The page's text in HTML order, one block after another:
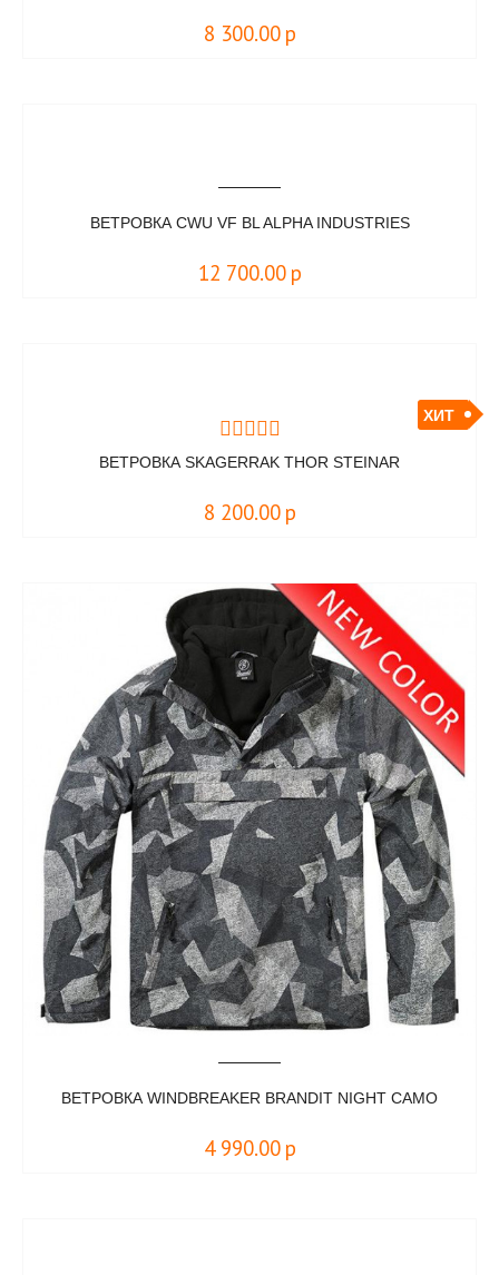
8 300.00 р
ВЕТРОВКА CWU VF BL ALPHA INDUSTRIES
12 700.00 р
ХИТ
ВЕТРОВКА SKAGERRAK THOR STEINAR
8 200.00 р
ВЕТРОВКА WINDBREAKER BRANDIT NIGHT CAMO
4 990.00 р